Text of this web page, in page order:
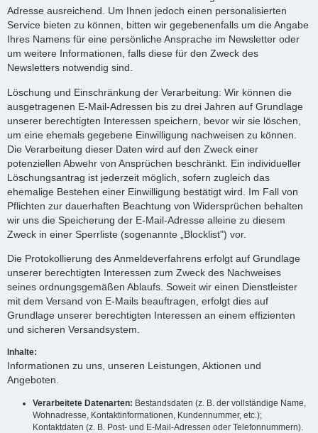
Adresse ausreichend. Um Ihnen jedoch einen personalisierten
Service bieten zu können, bitten wir gegebenenfalls um die Angabe
Ihres Namens für eine persönliche Ansprache im Newsletter oder
um weitere Informationen, falls diese für den Zweck des
Newsletters notwendig sind.
Löschung und Einschränkung der Verarbeitung: Wir können die
ausgetragenen E-Mail-Adressen bis zu drei Jahren auf Grundlage
unserer berechtigten Interessen speichern, bevor wir sie löschen,
um eine ehemals gegebene Einwilligung nachweisen zu können.
Die Verarbeitung dieser Daten wird auf den Zweck einer
potenziellen Abwehr von Ansprüchen beschränkt. Ein individueller
Löschungsantrag ist jederzeit möglich, sofern zugleich das
ehemalige Bestehen einer Einwilligung bestätigt wird. Im Fall von
Pflichten zur dauerhaften Beachtung von Widersprüchen behalten
wir uns die Speicherung der E-Mail-Adresse alleine zu diesem
Zweck in einer Sperrliste (sogenannte „Blocklist") vor.
Die Protokollierung des Anmeldeverfahrens erfolgt auf Grundlage
unserer berechtigten Interessen zum Zweck des Nachweises
seines ordnungsgemäßen Ablaufs. Soweit wir einen Dienstleister
mit dem Versand von E-Mails beauftragen, erfolgt dies auf
Grundlage unserer berechtigten Interessen an einem effizienten
und sicheren Versandsystem.
Inhalte:
Informationen zu uns, unseren Leistungen, Aktionen und
Angeboten.
Verarbeitete Datenarten: Bestandsdaten (z. B. der vollständige Name,
Wohnadresse, Kontaktinformationen, Kundennummer, etc.);
Kontaktdaten (z. B. Post- und E-Mail-Adressen oder Telefonnummern).